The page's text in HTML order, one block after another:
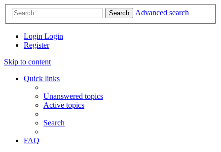
Search Advanced search
Login Login
Register
Skip to content
Quick links
Unanswered topics
Active topics
Search
FAQ